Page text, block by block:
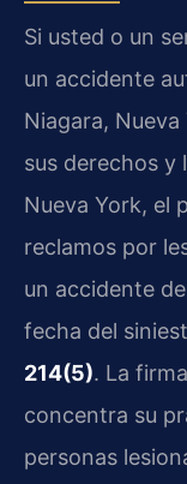
Si usted o un
un accidente
Niagara,
sus derechos y
Nueva York, el
reclamos por
un accidente
fecha del
214(5). La firma
concentra su
personas